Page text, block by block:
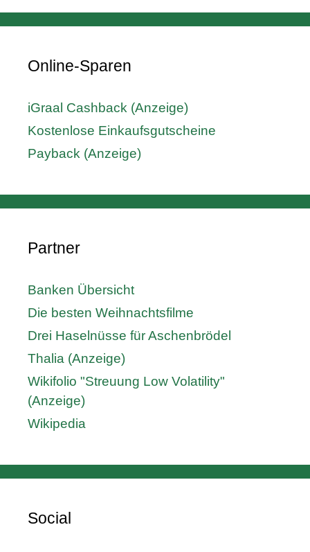
Online-Sparen
iGraal Cashback (Anzeige)
Kostenlose Einkaufsgutscheine
Payback (Anzeige)
Partner
Banken Übersicht
Die besten Weihnachtsfilme
Drei Haselnüsse für Aschenbrödel
Thalia (Anzeige)
Wikifolio "Streuung Low Volatility"
(Anzeige)
Wikipedia
Social